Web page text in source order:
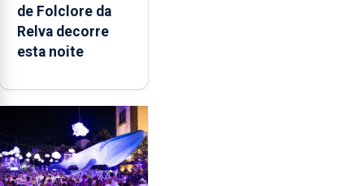
de Folclore da
Relva decorre
esta noite